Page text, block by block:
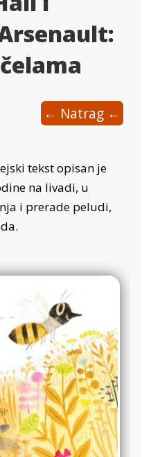
← Natrag ←
tekst opisan je
na livadi, u
i prerade peludi,